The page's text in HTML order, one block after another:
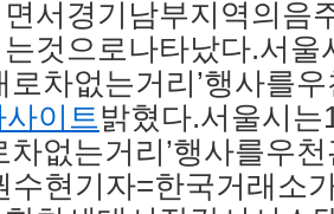
서경기남부지역의음
것으로나타났다.서울
로차없는거리’행사를
이트밝혔다.서울시
차없는거리’행사를우
수현기자=한국거래소